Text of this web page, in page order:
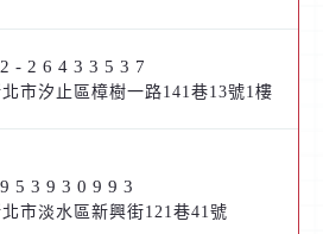
26433537
市汐止區樟樹一路141巷13號1樓
市淡水區新興街121巷41號